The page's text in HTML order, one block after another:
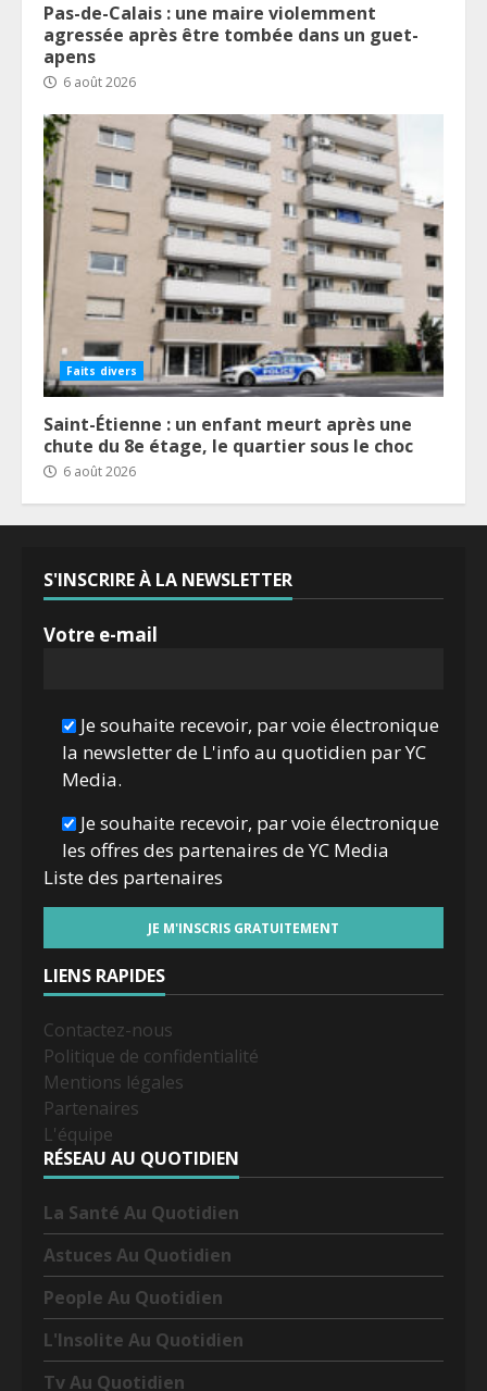
Pas-de-Calais : une maire violemment
agressée après être tombée dans un guet-
apens
6 août 2026
Faits divers
Saint-Étienne : un enfant meurt après une
chute du 8e étage, le quartier sous le choc
6 août 2026
S'INSCRIRE À LA NEWSLETTER
Votre e-mail
Je souhaite recevoir, par voie électronique
la newsletter de L'info au quotidien par YC
Media.
Je souhaite recevoir, par voie électronique
les offres des partenaires de YC Media
Liste des partenaires
LIENS RAPIDES
Contactez-nous
Politique de confidentialité
Mentions légales
Partenaires
L'équipe
RÉSEAU AU QUOTIDIEN
La Santé Au Quotidien
Astuces Au Quotidien
People Au Quotidien
L'Insolite Au Quotidien
Tv Au Quotidien